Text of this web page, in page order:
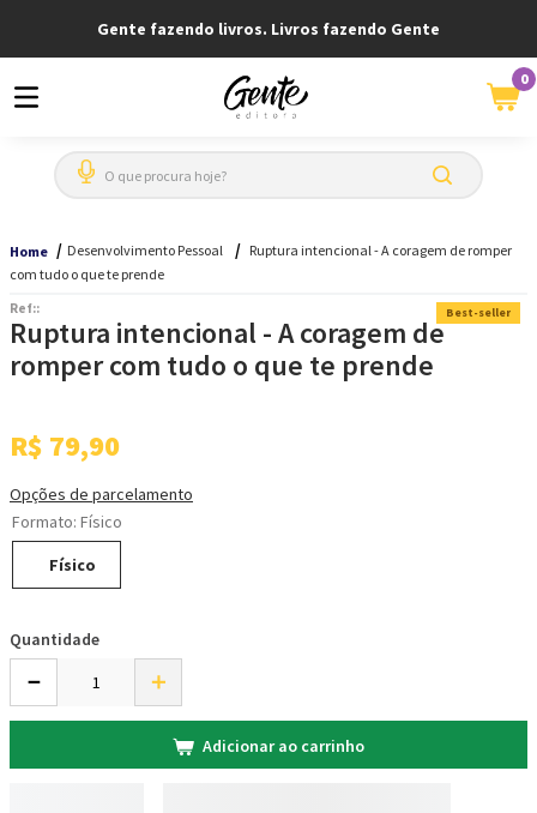
Gente fazendo livros. Livros fazendo Gente
0
O que procura hoje?
Home Desenvolvimento Pessoal
Ruptura intencional - A coragem de romper
com tudo o que te prende
Best-seller
Ref::
Ruptura intencional - A coragem de
romper com tudo o que te prende
R$ 79,90
Opções de parcelamento
Formato: Físico
Físico
Quantidade
＋
－
Adicionar ao carrinho